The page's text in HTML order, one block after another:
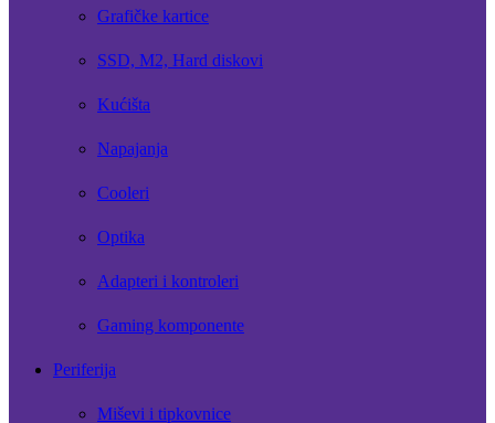
Grafičke kartice
SSD, M2, Hard diskovi
Kućišta
Napajanja
Cooleri
Optika
Adapteri i kontroleri
Gaming komponente
Periferija
Miševi i tipkovnice